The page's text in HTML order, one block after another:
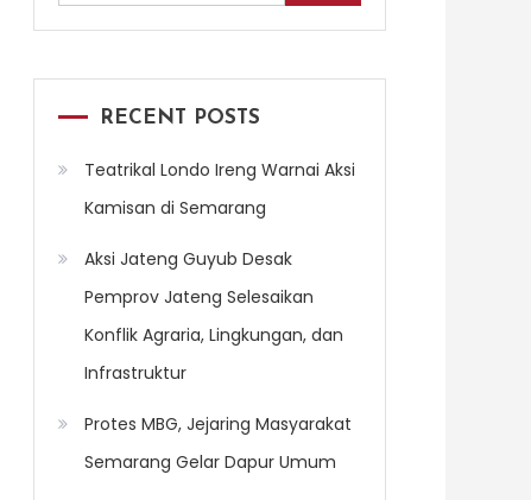
for:
RECENT POSTS
Teatrikal Londo Ireng Warnai Aksi
Kamisan di Semarang
Aksi Jateng Guyub Desak
Pemprov Jateng Selesaikan
Konflik Agraria, Lingkungan, dan
Infrastruktur
Protes MBG, Jejaring Masyarakat
Semarang Gelar Dapur Umum